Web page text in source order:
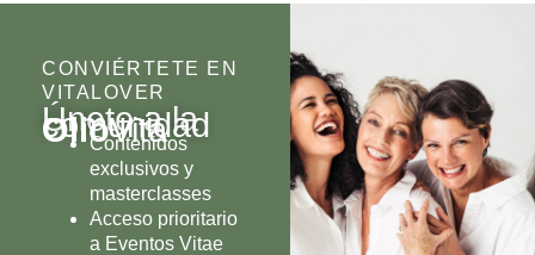
CONVIÉRTETE EN
VITALOVER
Únete a la
comunidad
OlioVita
Contenidos
exclusivos y
masterclasses
Acceso prioritario
a Eventos Vitae